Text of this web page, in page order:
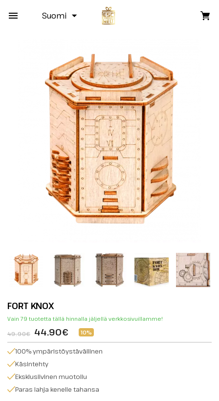
Suomi
FORT KNOX
Vain 79 tuotetta tällä hinnalla jäljellä verkkosivuillamme!
49.90€ 44.90€ 10%
100% ympäristöystävällinen
Käsintehty
Eksklusiivinen muotoilu
Paras lahja kenelle tahansa